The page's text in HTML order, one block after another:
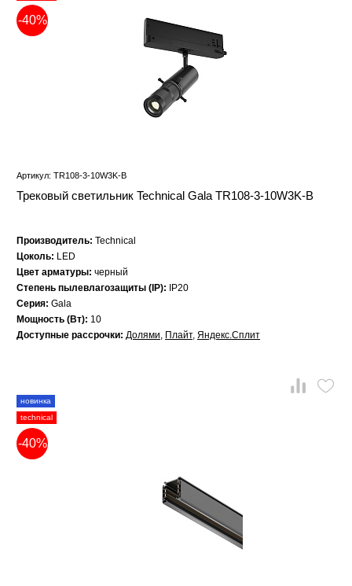
-40%
Артикул: TR108-3-10W3K-B
Трековый светильник Technical Gala TR108-3-10W3K-B
Производитель: Technical
Цоколь: LED
Цвет арматуры: черный
Степень пылевлагозащиты (IP):
IP20
Серия: Gala
Мощность (Вт): 10
Доступные рассрочки: Долями, Плайт, Яндекс.Сплит
новинка
technical
-40%